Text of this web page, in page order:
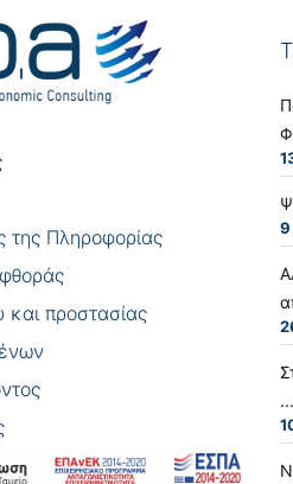
της Πληροφορίας
και προστασίας
9
...